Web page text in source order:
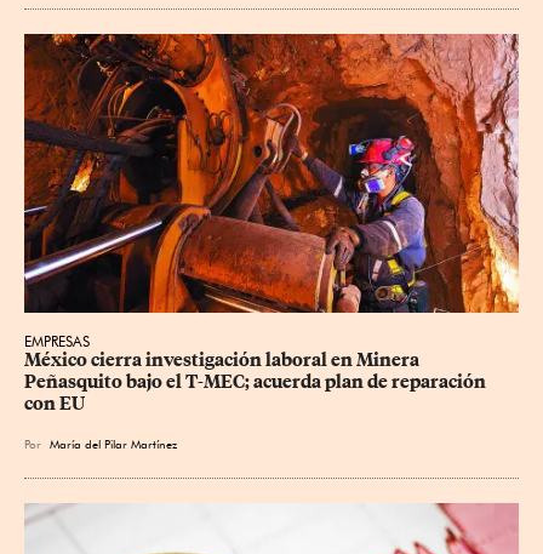
EMPRESAS
México cierra investigación laboral en Minera
Peñasquito bajo el T-MEC; acuerda plan de reparación
con EU
Por María del Pilar Martínez